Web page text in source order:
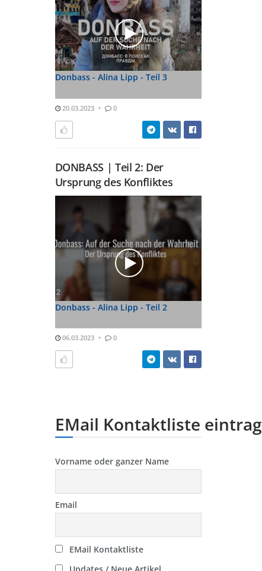
Donbass - Alina Lipp - Teil 3
20.03.2023 0
DONBASS | Teil 2: Der
Ursprung des Konfliktes
Donbass - Alina Lipp - Teil 2
06.03.2023 0
EMail Kontaktliste
Vorname oder ganzer Name
Email
EMail Kontaktliste